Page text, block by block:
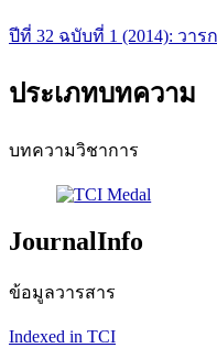
ปีที่ 32 ฉบับที่ 1 (2014): วา
ประเภทบทความ
บทความวิชาการ
JournalInfo
ข้อมูลวารสาร
Indexed in TCI